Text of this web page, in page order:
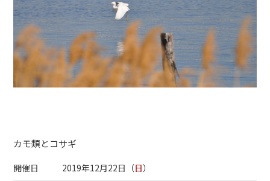
カモ類とコサギ
開催日 2019年12月22日（日）